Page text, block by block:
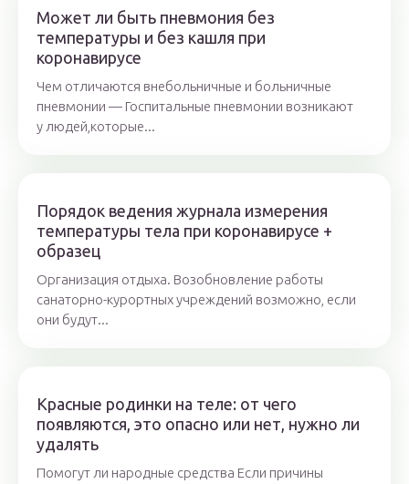
Может ли быть пневмония без
температуры и без кашля при
коронавирусе
Чем отличаются внебольничные и больничные
пневмонии — Госпитальные пневмонии возникают
у людей,которые...
Порядок ведения журнала измерения
температуры тела при коронавирусе +
образец
Организация отдыха. Возобновление работы
санаторно-курортных учреждений возможно, если
они будут...
Красные родинки на теле: от чего
появляются, это опасно или нет, нужно ли
удалять
Помогут ли народные средства Если причины